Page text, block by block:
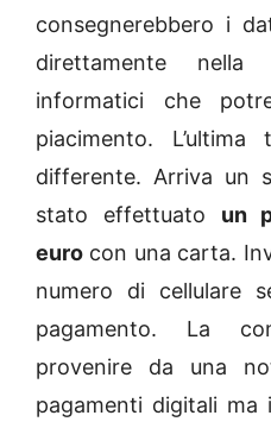
consegnerebbero i
direttamente
informatici che
piacimento.
differente. Arriva un
stato effettuato un
euro con una carta.
numero di cellulare
pagamento. La
provenire da una
pagamenti digitali